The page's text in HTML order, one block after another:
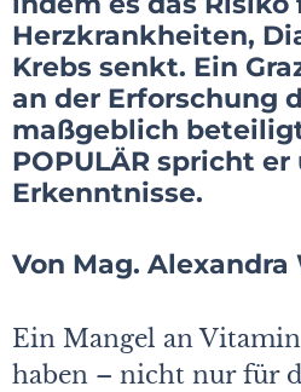
Herzkrankheiten,
Krebs senkt. Ein
an der Erforschung
maßgeblich
POPULÄR spricht
Erkenntnisse.
Von Mag.
Ein Mangel an
haben – nicht nur für